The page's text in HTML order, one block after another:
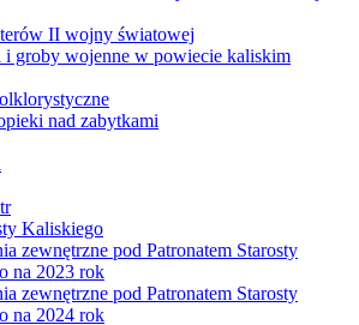
II wojny światowej
i groby wojenne w powiecie kaliskim
nad zabytkami
Kaliskiego
zewnętrzne pod Patronatem Starosty
na 2023 rok
zewnętrzne pod Patronatem Starosty
na 2024 rok